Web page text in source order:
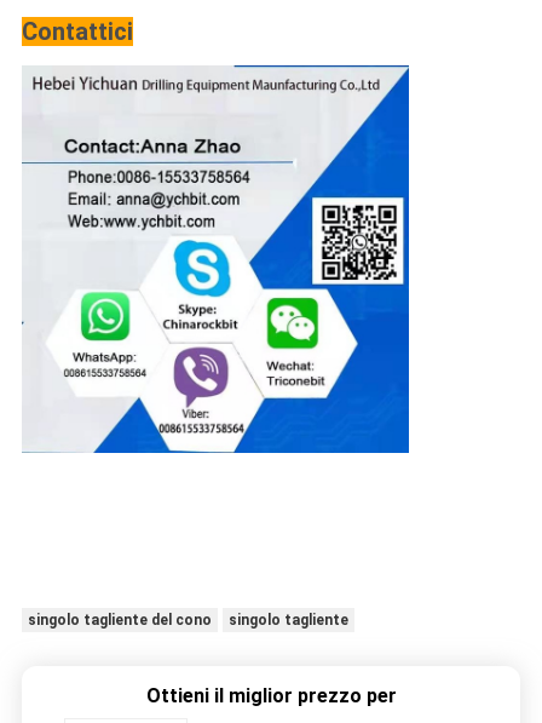
Contattici
singolo tagliente del cono singolo tagliente
Ottieni il miglior prezzo per